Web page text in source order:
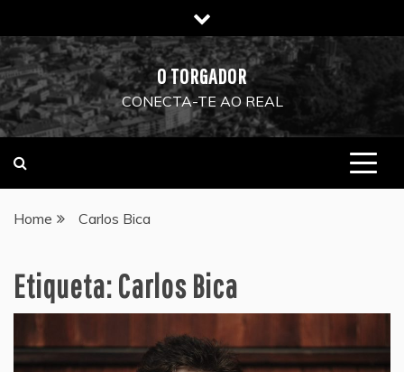
to
content
O TORGADOR
CONECTA-TE AO REAL
Home Carlos Bica
Etiqueta:Carlos Bica